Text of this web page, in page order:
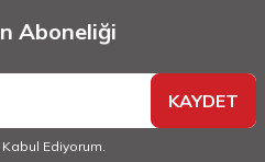
Aboneliği
KAYDET
Ediyorum.